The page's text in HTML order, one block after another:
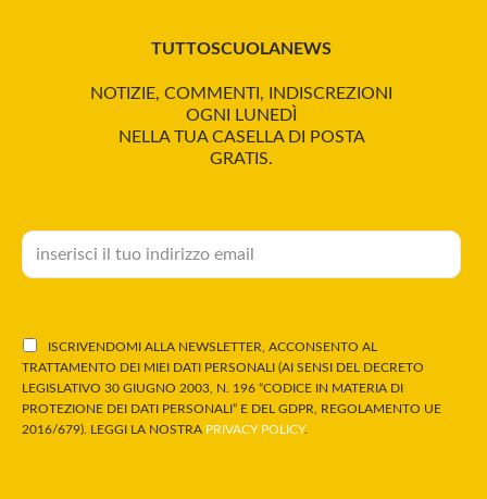
TUTTOSCUOLANEWS
NOTIZIE, COMMENTI, INDISCREZIONI
OGNI LUNEDÌ
NELLA TUA CASELLA DI POSTA
GRATIS.
ISCRIVENDOMI ALLA NEWSLETTER, ACCONSENTO AL
TRATTAMENTO DEI MIEI DATI PERSONALI (AI SENSI DEL DECRETO
LEGISLATIVO 30 GIUGNO 2003, N. 196 “CODICE IN MATERIA DI
PROTEZIONE DEI DATI PERSONALI” E DEL GDPR, REGOLAMENTO UE
2016/679). LEGGI LA NOSTRA PRIVACY POLICY.